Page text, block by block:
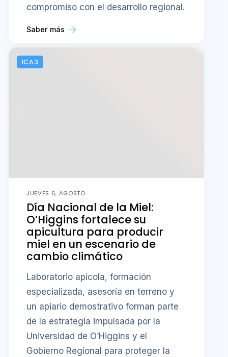
compromiso con el desarrollo regional.
Saber más
ICA3
JUEVES 6, AGOSTO
Día Nacional de la Miel:
O’Higgins fortalece su
apicultura para producir
miel en un escenario de
cambio climático
Laboratorio apícola, formación
especializada, asesoría en terreno y
un apiario demostrativo forman parte
de la estrategia impulsada por la
Universidad de O’Higgins y el
Gobierno Regional para proteger la